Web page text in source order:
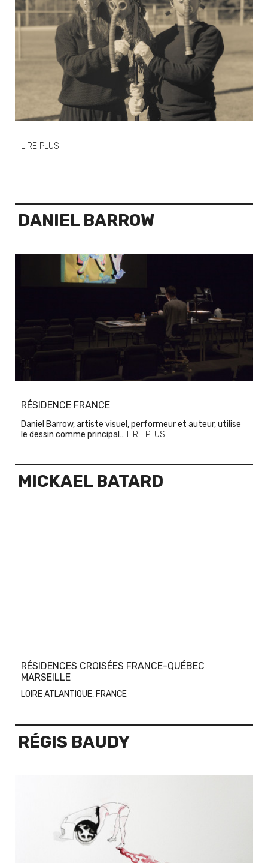
LIRE PLUS
DANIEL BARROW
RÉSIDENCE FRANCE
Daniel Barrow, artiste visuel, performeur et auteur, utilise
le dessin comme principal… LIRE PLUS
MICKAEL BATARD
RÉSIDENCES CROISÉES FRANCE-QUÉBEC
MARSEILLE
LOIRE ATLANTIQUE, FRANCE
RÉGIS BAUDY